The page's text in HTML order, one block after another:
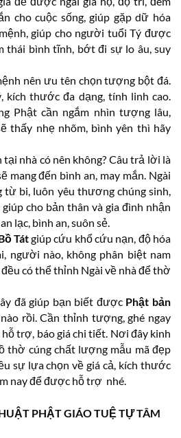
cho cuộc sống, giúp gặp dữ hóa
giúp cho người tuổi Tý được
thái bình tĩnh, bớt đi sự lo âu, suy
nên ưu tên chọn tượng bột đá.
kích thước đa dạng, tính linh cao.
Phật cần ngắm nhìn tượng lâu,
thấy nhẹ nhõm, bình yên thì hãy
nhà có nên không? Câu trả lời là
mang đến bình an, may mắn. Ngài
từ bi, luôn yêu thương chúng sinh,
cho bản thân và gia đình nhận
lạc, bình an, suôn sẻ.
Tátgiúp cứu khổ cứu nạn, độ hóa
người nào, không phân biệt nam
đều có thể thỉnh Ngài về nhà để thờ
đã giúp bạn biết đượcPhật bản
rồi. Cần thỉnh tượng, ghé ngay
trợ, báo giá chi tiết. Nơi đây kinh
thờ cúng chất lượng mẫu mã đẹp
sự lựa chọn về giá cả, kích thước
nay để được hỗ trợ nhé.
PHẬT GIÁO TUỆ TỰ TÂM